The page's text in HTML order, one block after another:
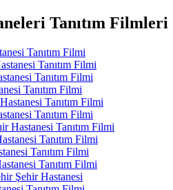
Tanıtım Filmleri
Tanıtım Filmi
Tanıtım Filmi
Tanıtım Filmi
Tanıtım Filmi
Tanıtım Filmi
Tanıtım Filmi
Hastanesi Tanıtım Filmi
Tanıtım Filmi
Tanıtım Filmi
Tanıtım Filmi
Şehir Hastanesi